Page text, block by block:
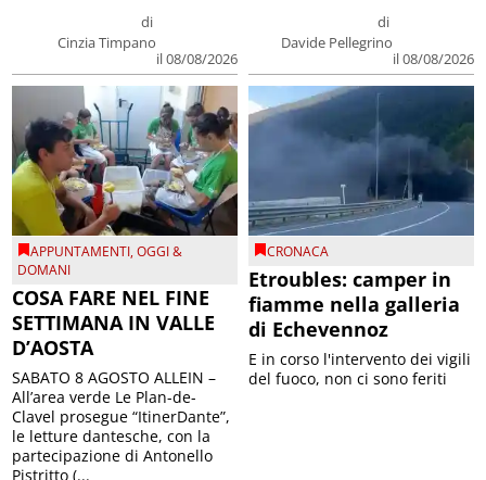
di
Cinzia Timpano
il 08/08/2026
di
Davide Pellegrino
il 08/08/2026
APPUNTAMENTI,OGGI &
DOMANI
COSA FARE NEL FINE
SETTIMANA IN VALLE
D’AOSTA
SABATO 8 AGOSTO ALLEIN –
All’area verde Le Plan-de-
Clavel prosegue “ItinerDante”,
le letture dantesche, con la
partecipazione di Antonello
Pistritto (...
CRONACA
Etroubles: camper in
fiamme nella galleria
di Echevennoz
E in corso l'intervento dei vigili
del fuoco, non ci sono feriti